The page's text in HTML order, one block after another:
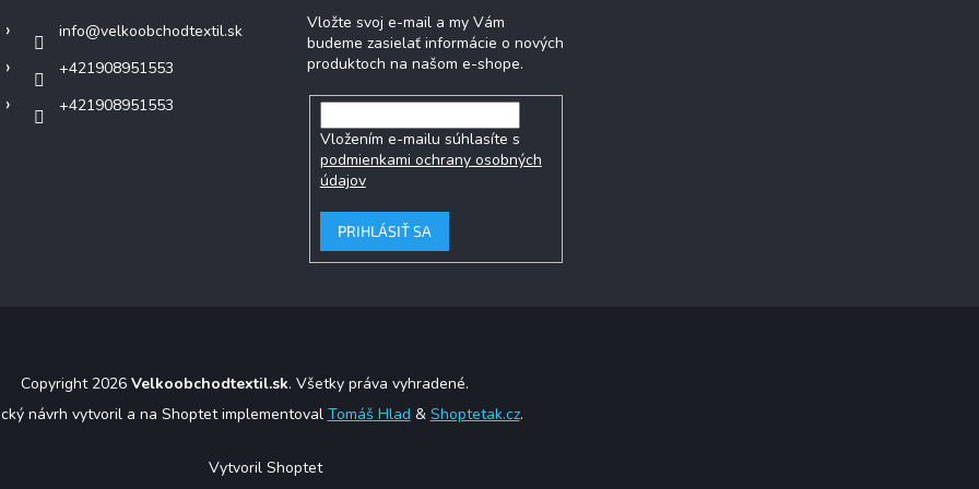
info@velkoobchodtextil.sk
+421908951553
+421908951553
Vložte svoj e-mail a my Vám
budeme zasielať informácie o nových
produktoch na našom e-shope.
Vložením e-mailu súhlasíte s
podmienkami ochrany osobných
údajov
PRIHLÁSIŤ SA
Copyright 2026 Velkoobchodtextil.sk. Všetky práva vyhradené.
návrh vytvoril a na Shoptet implementoval Tomáš Hlad & Shoptetak.cz.
Vytvoril Shoptet